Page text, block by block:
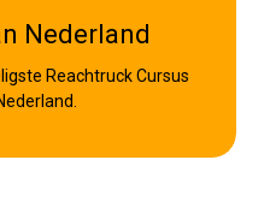
Nederland
Reachtruck Cursus